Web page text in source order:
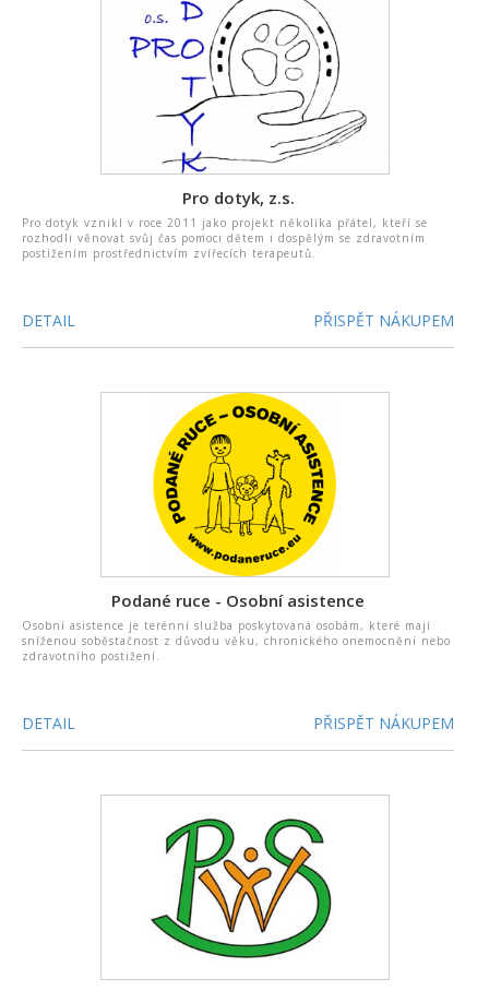
Pro dotyk, z.s.
Pro dotyk vznikl v roce 2011 jako projekt několika přátel, kteří se
rozhodli věnovat svůj čas pomoci dětem i dospělým se zdravotním
postižením prostřednictvím zvířecích terapeutů.
DETAIL PŘISPĚT NÁKUPEM
Podané ruce - Osobní asistence
Osobní asistence je terénní služba poskytovaná osobám, které mají
sníženou soběstačnost z důvodu věku, chronického onemocnění nebo
zdravotního postižení.
DETAIL PŘISPĚT NÁKUPEM